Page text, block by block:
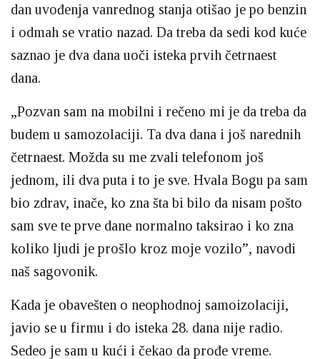
dan uvođenja vanrednog stanja otišao je po benzin
i odmah se vratio nazad. Da treba da sedi kod kuće
saznao je dva dana uoči isteka prvih četrnaest
dana.
„Pozvan sam na mobilni i rečeno mi je da treba da
budem u samozolaciji. Ta dva dana i još narednih
četrnaest. Možda su me zvali telefonom još
jednom, ili dva puta i to je sve. Hvala Bogu pa sam
bio zdrav, inače, ko zna šta bi bilo da nisam pošto
sam sve te prve dane normalno taksirao i ko zna
koliko ljudi je prošlo kroz moje vozilo”, navodi
naš sagovonik.
Kada je obavešten o neophodnoj samoizolaciji,
javio se u firmu i do isteka 28. dana nije radio.
Sedeo je sam u kući i čekao da prođe vreme.